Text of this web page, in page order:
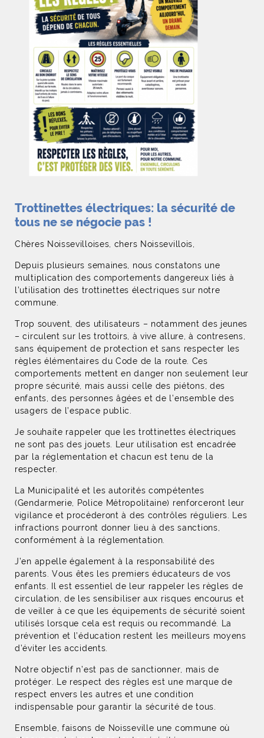
Trottinettes électriques: la sécurité de
tous ne se négocie pas !
Chères Noissevilloises, chers Noissevillois,
Depuis plusieurs semaines, nous constatons une
multiplication des comportements dangereux liés à
l’utilisation des trottinettes électriques sur notre
commune.
Trop souvent, des utilisateurs – notamment des jeunes
– circulent sur les trottoirs, à vive allure, à contresens,
sans équipement de protection et sans respecter les
règles élémentaires du Code de la route. Ces
comportements mettent en danger non seulement leur
propre sécurité, mais aussi celle des piétons, des
enfants, des personnes âgées et de l’ensemble des
usagers de l’espace public.
Je souhaite rappeler que les trottinettes électriques
ne sont pas des jouets. Leur utilisation est encadrée
par la réglementation et chacun est tenu de la
respecter.
La Municipalité et les autorités compétentes
(Gendarmerie, Police Métropolitaine) renforceront leur
vigilance et procéderont à des contrôles réguliers. Les
infractions pourront donner lieu à des sanctions,
conformément à la réglementation.
J’en appelle également à la responsabilité des
parents. Vous êtes les premiers éducateurs de vos
enfants. Il est essentiel de leur rappeler les règles de
circulation, de les sensibiliser aux risques encourus et
de veiller à ce que les équipements de sécurité soient
utilisés lorsque cela est requis ou recommandé. La
prévention et l’éducation restent les meilleurs moyens
d’éviter les accidents.
Notre objectif n’est pas de sanctionner, mais de
protéger. Le respect des règles est une marque de
respect envers les autres et une condition
indispensable pour garantir la sécurité de tous.
Ensemble, faisons de Noisseville une commune où